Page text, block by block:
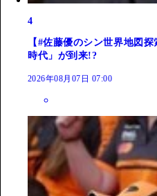
4
【#佐藤優のシン世界地図
時代」が到来!?
2026年08月07日 07:00